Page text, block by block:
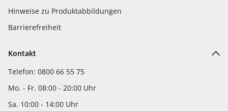
Hinweise zu Produktabbildungen
Barrierefreiheit
Kontakt
Telefon: 0800 66 55 75
Mo. - Fr. 08:00 - 20:00 Uhr
Sa. 10:00 - 14:00 Uhr